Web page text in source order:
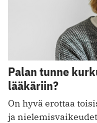
Palan tunne
lääkäriin?
On hyvä erottaa
ja